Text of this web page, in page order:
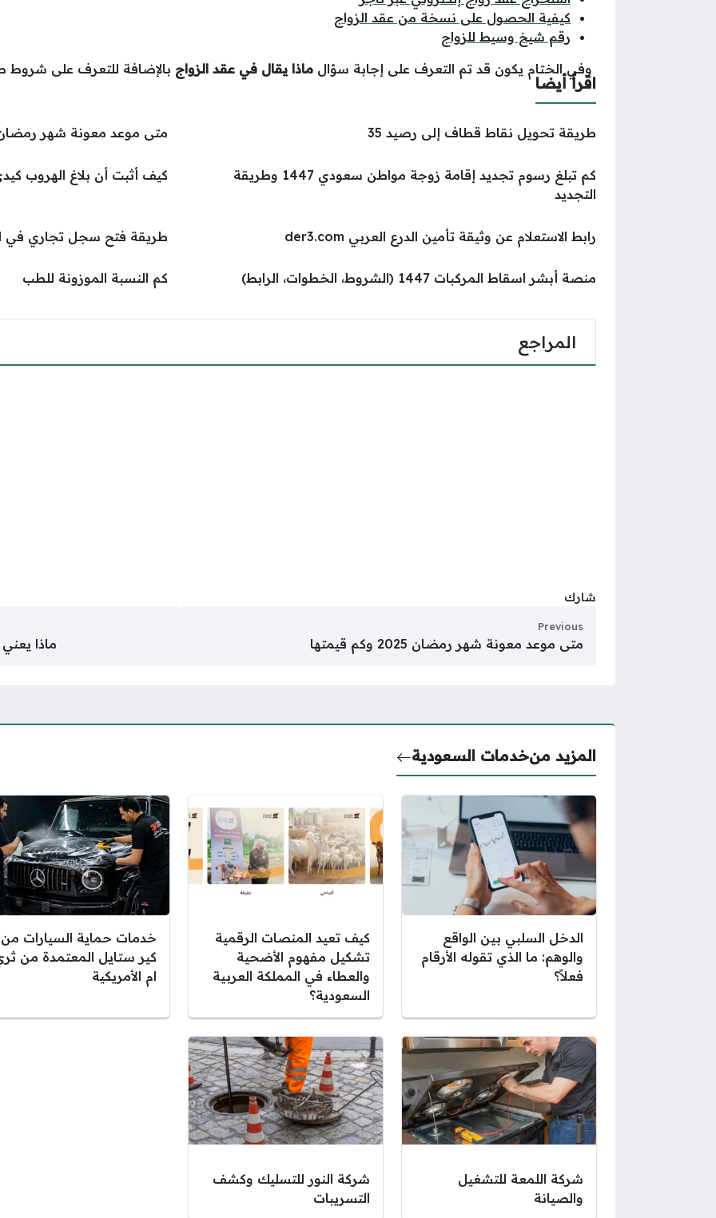
كيفية الحصول على نسخة من عقد الزواج
رقم شيخ وسيط للزواج
وفي الختام يكون قد تم التعرف على إجابة سؤال ماذا يقال في عقد الزواج بالإضافة للتعرف على شروط
اقرأ أيضا
طريقة تحويل نقاط قطاف إلى رصيد 35 متى موعد معونة شهر رمضان 2025 وكم
كم تبلغ رسوم تجديد إقامة زوجة مواطن سعودي 1447 وطريقة
التجديد
كيف أثبت أن بلاغ الهروب
رابط الاستعلام عن وثيقة تأمين الدرع العربي der3.com طريقة فتح سجل تجاري في
منصة أبشر اسقاط المركبات 1447 (الشروط، الخطوات، الرابط) كم النسبة الموزونة للطب
المراجع
شارك
Previous
متى موعد معونة شهر رمضان 2025 وكم قيمتها ماذا
المزيد منخدمات السعودية
الدخل السلبي بين الواقع
والوهم: ما الذي تقوله الأرقام
فعلاً؟
كيف تعيد المنصات الرقمية
تشكيل مفهوم الأضحية
والعطاء في المملكة العربية
السعودية؟
خدمات حماية السيارات من
كير ستايل المعتمدة من
ام الأمريكية
شركة اللمعة للتشغيل
والصيانة
شركة النور للتسليك وكشف
التسريبات